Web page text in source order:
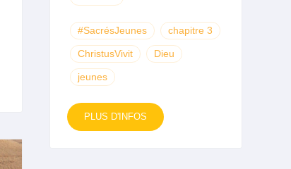
#SacrésJeunes chapitre 3
ChristusVivit Dieu
jeunes
PLUS D'INFOS